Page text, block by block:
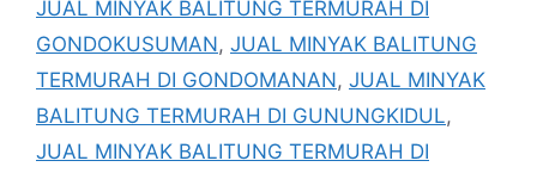
JUAL MINYAK BALITUNG TERMURAH DI
GONDOKUSUMAN, JUAL MINYAK BALITUNG
TERMURAH DI GONDOMANAN, JUAL MINYAK
BALITUNG TERMURAH DI GUNUNGKIDUL,
JUAL MINYAK BALITUNG TERMURAH DI